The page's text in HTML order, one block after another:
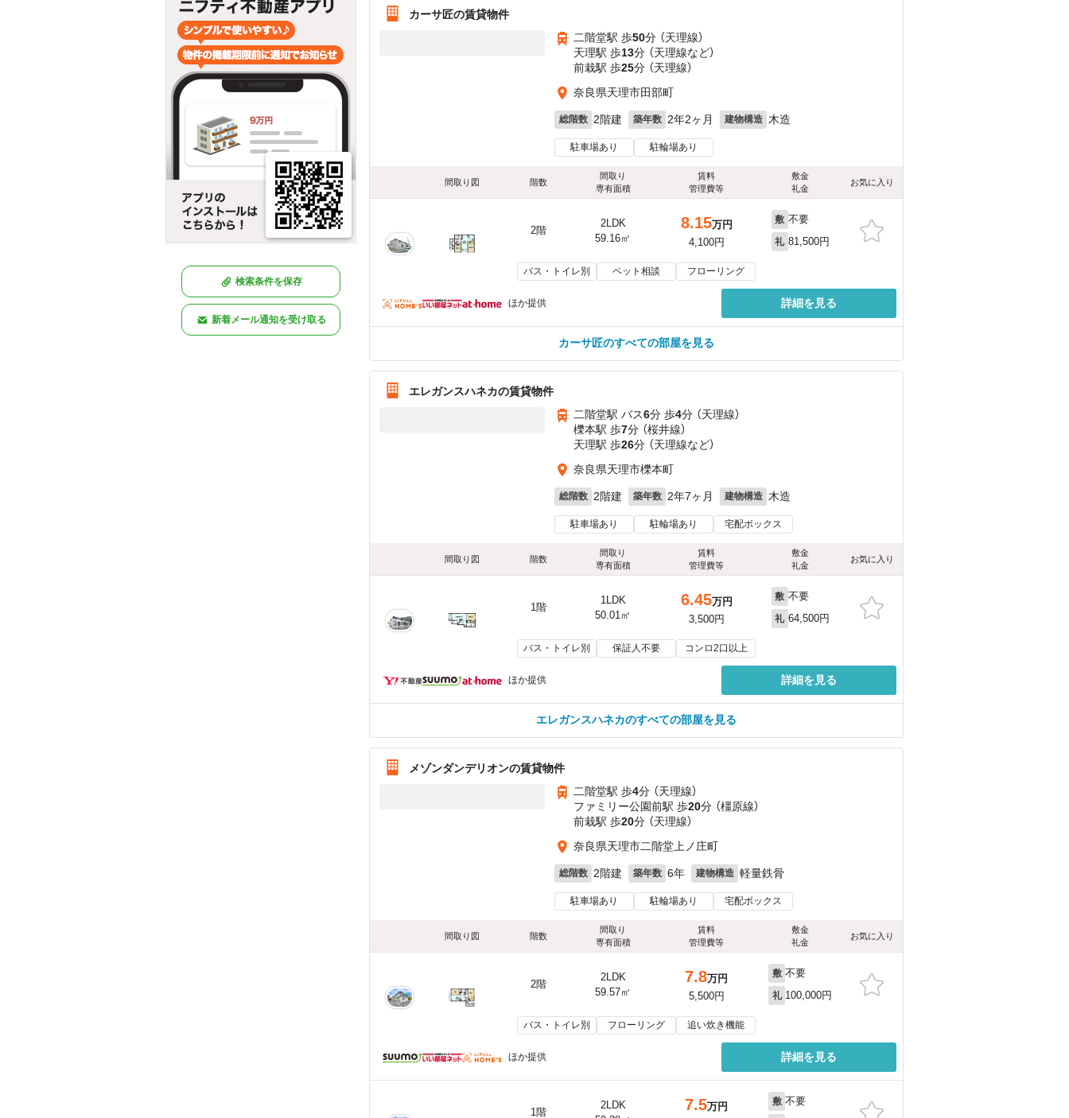
検索条件を保存
新着メール通知を受け取る
カーサ匠の賃貸物件
二階堂駅 歩50分 （天理線）
天理駅 歩13分 （天理線など）
前栽駅 歩25分 （天理線）
奈良県天理市田部町
総階数 2階建 築年数 2年2ヶ月 建物構造 木造
駐車場あり 駐輪場あり
間取り図 階数
間取り
専有面積
賃料
管理費等
敷金
礼金
お気に入り
2階
2LDK
59.16㎡
8.15万円
4,100円
敷 不要
礼 81,500円
バス・トイレ別 ペット相談 フローリング
ほか提供 詳細を見る
カーサ匠のすべての部屋を見る
エレガンスハネカの賃貸物件
二階堂駅 バス6分 歩4分 （天理線）
櫟本駅 歩7分 （桜井線）
天理駅 歩26分 （天理線など）
奈良県天理市櫟本町
総階数 2階建 築年数 2年7ヶ月 建物構造 木造
駐車場あり 駐輪場あり 宅配ボックス
間取り図 階数
間取り
専有面積
賃料
管理費等
敷金
礼金
お気に入り
1階
1LDK
50.01㎡
6.45万円
3,500円
敷 不要
礼 64,500円
バス・トイレ別 保証人不要 コンロ2口以上
ほか提供 詳細を見る
エレガンスハネカのすべての部屋を見る
メゾンダンデリオンの賃貸物件
二階堂駅 歩4分 （天理線）
ファミリー公園前駅 歩20分 （橿原線）
前栽駅 歩20分 （天理線）
奈良県天理市二階堂上ノ庄町
総階数 2階建 築年数 6年 建物構造 軽量鉄骨
駐車場あり 駐輪場あり 宅配ボックス
間取り図 階数
間取り
専有面積
賃料
管理費等
敷金
礼金
お気に入り
2階
2LDK
59.57㎡
7.8万円
5,500円
敷 不要
礼 100,000円
バス・トイレ別 フローリング 追い炊き機能
ほか提供 詳細を見る
1階
2LDK
7.5万円
敷 不要